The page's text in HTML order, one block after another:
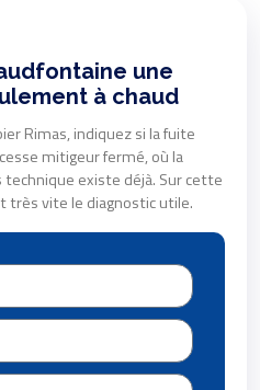
une
à chaud
Rimas, indiquez si la fuite
mitigeur fermé, où la
technique existe déjà. Sur cette
très vite le diagnostic utile.